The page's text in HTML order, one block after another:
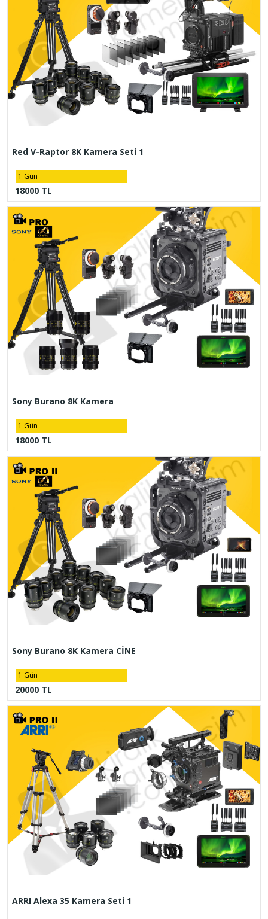
Red V-Raptor 8K Kamera Seti 1
1 Gün
18000 TL
Sony Burano 8K Kamera
1 Gün
18000 TL
Sony Burano 8K Kamera CİNE
1 Gün
20000 TL
ARRI Alexa 35 Kamera Seti 1